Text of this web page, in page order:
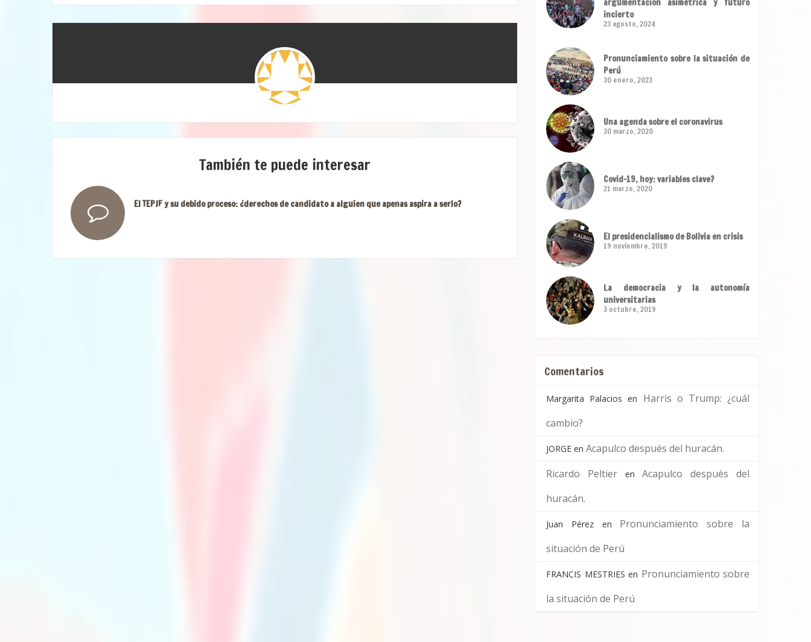
También te puede interesar
El TEPJF y su debido proceso: ¿derechos de candidato a alguien que apenas aspira a serlo?
argumentación asimétrica y futuro
incierto
23 agosto, 2024
Pronunciamiento sobre la situación de
Perú
30 enero, 2023
Una agenda sobre el coronavirus
30 marzo, 2020
Covid-19, hoy: variables clave?
21 marzo, 2020
El presidencialismo de Bolivia en crisis
19 noviembre, 2019
La democracia y la autonomía
universitarias
3 octubre, 2019
Comentarios
Margarita Palacios en Harris o Trump: ¿cuál
cambio?
JORGE en Acapulco después del huracán.
Ricardo PeltierenAcapulco después del
huracán.
Juan Pérezen Pronunciamiento sobre la
situación de Perú
FRANCIS MESTRIES en Pronunciamiento sobre
la situación de Perú